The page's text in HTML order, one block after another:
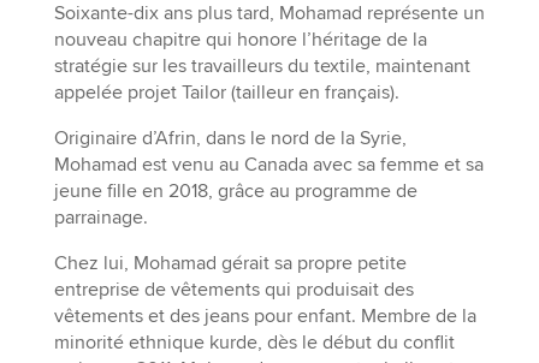
Soixante-dix ans plus tard, Mohamad représente un
nouveau chapitre qui honore l’héritage de la
stratégie sur les travailleurs du textile, maintenant
appelée projet Tailor (tailleur en français).
Originaire d’Afrin, dans le nord de la Syrie,
Mohamad est venu au Canada avec sa femme et sa
jeune fille en 2018, grâce au programme de
parrainage.
Chez lui, Mohamad gérait sa propre petite
entreprise de vêtements qui produisait des
vêtements et des jeans pour enfant. Membre de la
minorité ethnique kurde, dès le début du conflit